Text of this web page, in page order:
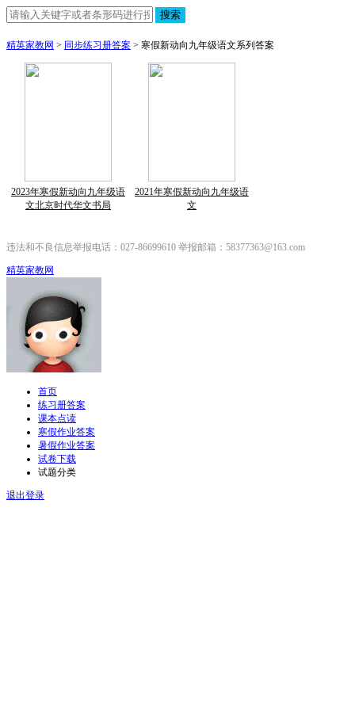
搜索
精英家教网 > 同步练习册答案 > 寒假新动向九年级语文系列答案
2023年寒假新动向九年级语
文北京时代华文书局
2021年寒假新动向九年级语
文
违法和不良信息举报电话：027-86699610 举报邮箱：58377363@163.com
精英家教网
首页
练习册答案
课本点读
寒假作业答案
暑假作业答案
试卷下载
试题分类
退出登录